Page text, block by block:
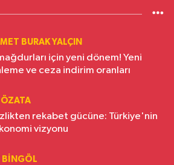
BURAK YALÇIN
için yeni dönem! Yeni
ve ceza indirim oranları
ÖZATA
rekabet gücüne: Türkiye'nin
vizyonu
BINGÖL